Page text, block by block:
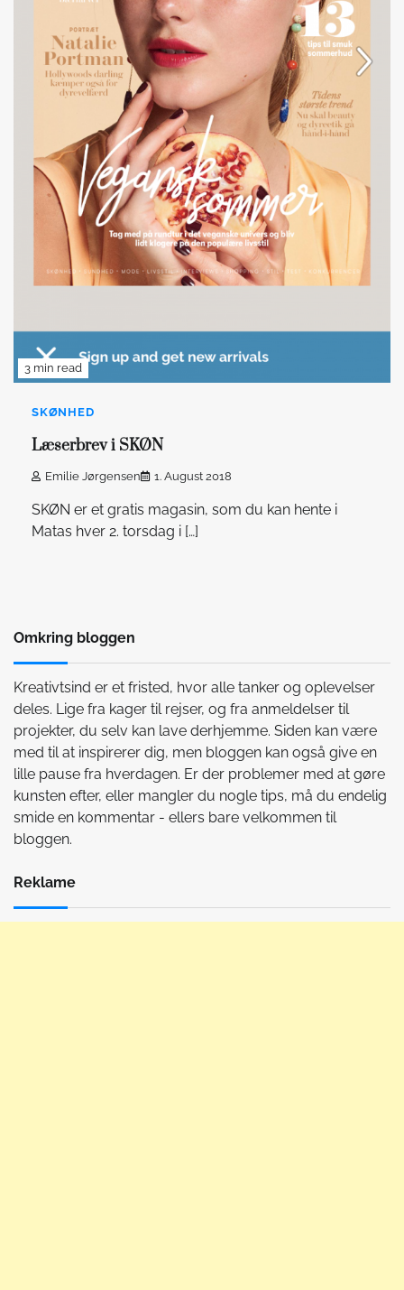
3 min read
SKØNHED
Læserbrev i SKØN
Emilie Jørgensen 1. August 2018
SKØN er et gratis magasin, som du kan hente i
Matas hver 2. torsdag i […]
Omkring bloggen
Kreativtsind er et fristed, hvor alle tanker og oplevelser
deles. Lige fra kager til rejser, og fra anmeldelser til
projekter, du selv kan lave derhjemme. Siden kan være
med til at inspirerer dig, men bloggen kan også give en
lille pause fra hverdagen. Er der problemer med at gøre
kunsten efter, eller mangler du nogle tips, må du endelig
smide en kommentar - ellers bare velkommen til
bloggen.
Reklame